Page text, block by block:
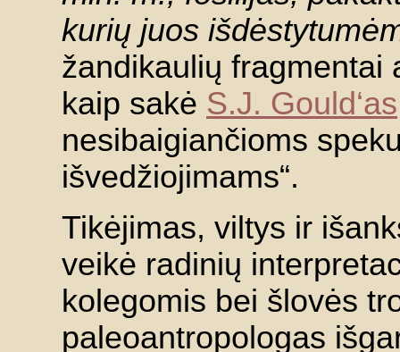
kurių juos
žandikaulių fragmentai
kaip sakė S.J. Gould‘as
nesibaigiančioms
išvedžiojimams“.
Tikėjimas, viltys ir
veikė radinių
kolegomis bei šlovės
paleoantropologas